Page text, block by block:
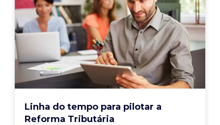
Linha do tempo para pilotar a
Reforma Tributária